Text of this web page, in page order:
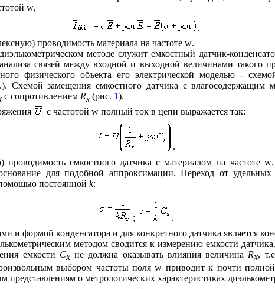
w,
.
проводимость материала на частоте w.
методе служит емкостный датчик-
связей между входной и выходной величинами такого
физического объекта его электрической моделью -
Схемой замещения емкостного датчика с
с сопротивлением Rx (рис. 1).
с частотой wполный ток в цепи выражается так:
.
емкостного датчика с материалом на частоте w
для подобной аппроксимации. Переход от удельных
постоянной k:
;
.
и формой конденсатора и для конкретного датчика является
методом сводится к измерению емкости
емкости Сxне должна оказывать влияния величина Rx,
выбором частоты поляw приводит к почти полной
о метрологических характеристиках